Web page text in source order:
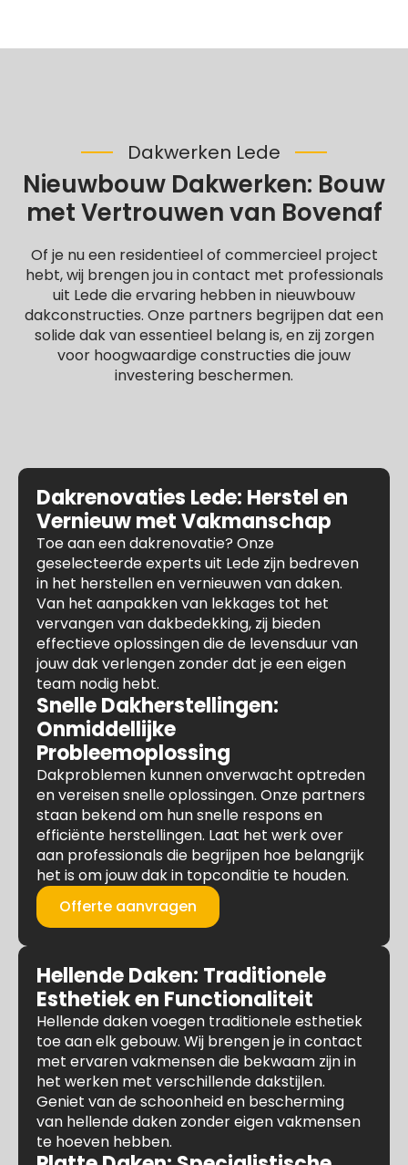
Dakwerken Lede
Nieuwbouw Dakwerken: Bouw
met Vertrouwen van Bovenaf
Of je nu een residentieel of commercieel project
hebt, wij brengen jou in contact met professionals
uit Lede die ervaring hebben in nieuwbouw
dakconstructies. Onze partners begrijpen dat een
solide dak van essentieel belang is, en zij zorgen
voor hoogwaardige constructies die jouw
investering beschermen.
Dakrenovaties Lede: Herstel en
Vernieuw met Vakmanschap
Toe aan een dakrenovatie? Onze
geselecteerde experts uit Lede zijn bedreven
in het herstellen en vernieuwen van daken.
Van het aanpakken van lekkages tot het
vervangen van dakbedekking, zij bieden
effectieve oplossingen die de levensduur van
jouw dak verlengen zonder dat je een eigen
team nodig hebt.
Snelle Dakherstellingen:
Onmiddellijke
Probleemoplossing
Dakproblemen kunnen onverwacht optreden
en vereisen snelle oplossingen. Onze partners
staan bekend om hun snelle respons en
efficiënte herstellingen. Laat het werk over
aan professionals die begrijpen hoe belangrijk
het is om jouw dak in topconditie te houden.
Offerte aanvragen
Hellende Daken: Traditionele
Esthetiek en Functionaliteit
Hellende daken voegen traditionele esthetiek
toe aan elk gebouw. Wij brengen je in contact
met ervaren vakmensen die bekwaam zijn in
het werken met verschillende dakstijlen.
Geniet van de schoonheid en bescherming
van hellende daken zonder eigen vakmensen
te hoeven hebben.